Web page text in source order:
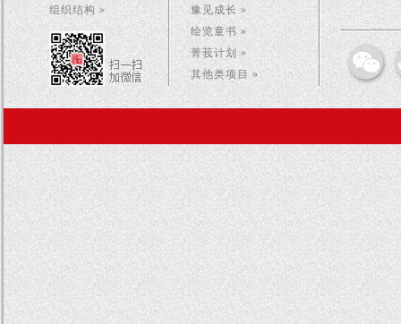
组织结构 »
豫见成长 »
绘览童书 »
菁莪计划 »
其他类项目 »